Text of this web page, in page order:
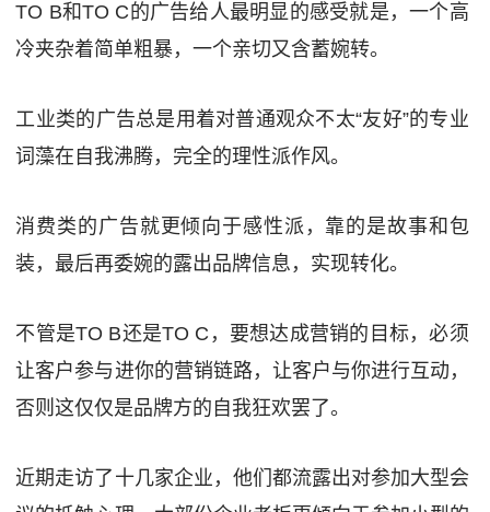
TO B和TO C的广告给人最明显的感受就是，一个高
冷夹杂着简单粗暴，一个亲切又含蓄婉转。
工业类的广告总是用着对普通观众不太“友好”的专业
词藻在自我沸腾，完全的理性派作风。
消费类的广告就更倾向于感性派，靠的是故事和包
装，最后再委婉的露出品牌信息，实现转化。
不管是TO B还是TO C，要想达成营销的目标，必须
让客户参与进你的营销链路，让客户与你进行互动，
否则这仅仅是品牌方的自我狂欢罢了。
近期走访了十几家企业，他们都流露出对参加大型会